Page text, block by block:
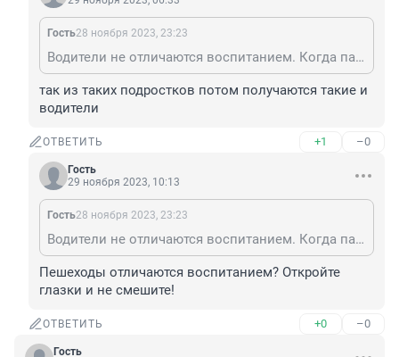
Гость28 ноября 2023, 23:23
Водители не отличаются воспитанием. Когда паркуются на газонах (а че такова), растаскивают грязь по тротуарам. Уж про вхлам тонированных и без глушителей катающихся вообще бессмысленно говорить.
так из таких подростков потом получаются такие и
водители
ОТВЕТИТЬ +1 –0
Гость
29 ноября 2023, 10:13
Гость28 ноября 2023, 23:23
Водители не отличаются воспитанием. Когда паркуются на газонах (а че такова), растаскивают грязь по тротуарам. Уж про вхлам тонированных и без глушителей катающихся вообще бессмысленно говорить.
Пешеходы отличаются воспитанием? Откройте
глазки и не смешите!
ОТВЕТИТЬ +0 –0
Гость